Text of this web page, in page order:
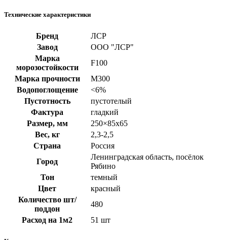
Технические характеристики
Бренд
ЛСР
Завод
ООО "ЛСР"
Марка
морозостойкости
F100
Марка прочности
М300
Водопоглощение
<6%
Пустотность
пустотелый
Фактура
гладкий
Размер, мм
250×85x65
Вес, кг
2,3-2,5
Страна
Россия
Город
Ленинградская область, посёлок
Рябино
Тон
темный
Цвет
красный
Количество шт/
поддон
480
Расход на 1м2
51 шт